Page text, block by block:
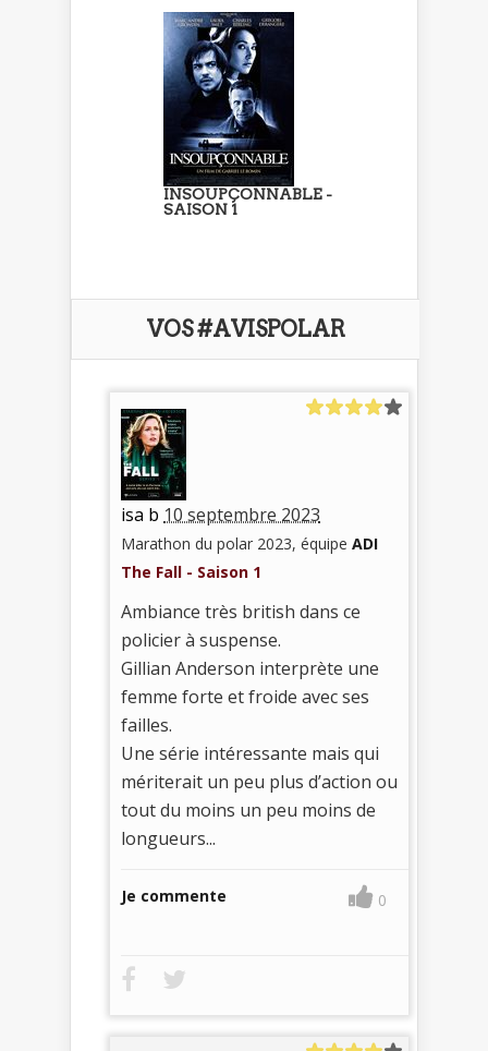
INSOUPÇONNABLE -
SAISON 1
VOS #AVISPOLAR
isa b 10 septembre 2023
Marathon du polar 2023, équipe ADI
The Fall - Saison 1
Ambiance très british dans ce
policier à suspense.
Gillian Anderson interprète une
femme forte et froide avec ses
failles.
Une série intéressante mais qui
mériterait un peu plus d’action ou
tout du moins un peu moins de
longueurs...
Je commente 0